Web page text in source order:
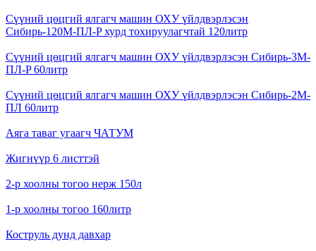
Сүүний цөцгий ялгагч машин ОХУ үйлдвэрлэсэн
Сибирь-120М-ПЛ-P хурд тохируулагчтай 120литр
Сүүний цөцгий ялгагч машин ОХУ үйлдвэрлэсэн Сибирь-3М-
ПЛ-P 60литр
Сүүний цөцгий ялгагч машин ОХУ үйлдвэрлэсэн Сибирь-2М-
ПЛ 60литр
Аяга таваг угаагч ЧАТУМ
Жигнүүр 6 листтэй
2-р хоолны тогоо нерж 150л
1-р хоолны тогоо 160литр
Коструль дунд давхар